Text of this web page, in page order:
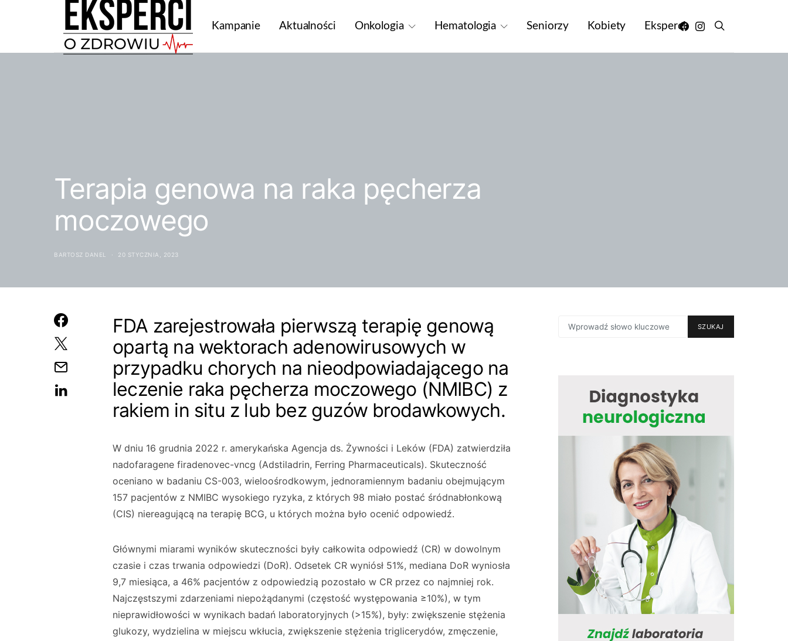
Kampanie Aktualności Onkologia Hematologia Seniorzy Kobiety Eksperci
Terapia genowa na raka pęcherza
moczowego
BARTOSZ DANEL 20 STYCZNIA, 2023
FDA zarejestrowała pierwszą terapię genową
opartą na wektorach adenowirusowych w
przypadku chorych na nieodpowiadającego na
leczenie raka pęcherza moczowego (NMIBC) z
rakiem in situ z lub bez guzów brodawkowych.
W dniu 16 grudnia 2022 r. amerykańska Agencja ds. Żywności i Leków (FDA) zatwierdziła
nadofaragene firadenovec-vncg (Adstiladrin, Ferring Pharmaceuticals). Skuteczność
oceniano w badaniu CS-003, wieloośrodkowym, jednoramiennym badaniu obejmującym
157 pacjentów z NMIBC wysokiego ryzyka, z których 98 miało postać śródnabłonkową
(CIS) niereagującą na terapię BCG, u których można było ocenić odpowiedź.
Głównymi miarami wyników skuteczności były całkowita odpowiedź (CR) w dowolnym
czasie i czas trwania odpowiedzi (DoR). Odsetek CR wyniósł 51%, mediana DoR wyniosła
9,7 miesiąca, a 46% pacjentów z odpowiedzią pozostało w CR przez co najmniej rok.
Najczęstszymi zdarzeniami niepożądanymi (częstość występowania ≥10%), w tym
nieprawidłowości w wynikach badań laboratoryjnych (>15%), były: zwiększenie stężenia
glukozy, wydzielina w miejscu wkłucia, zwiększenie stężenia triglicerydów, zmęczenie,
FOR:
SZUKAJ